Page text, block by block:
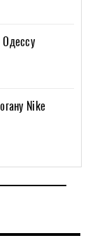
Одессу
Nike